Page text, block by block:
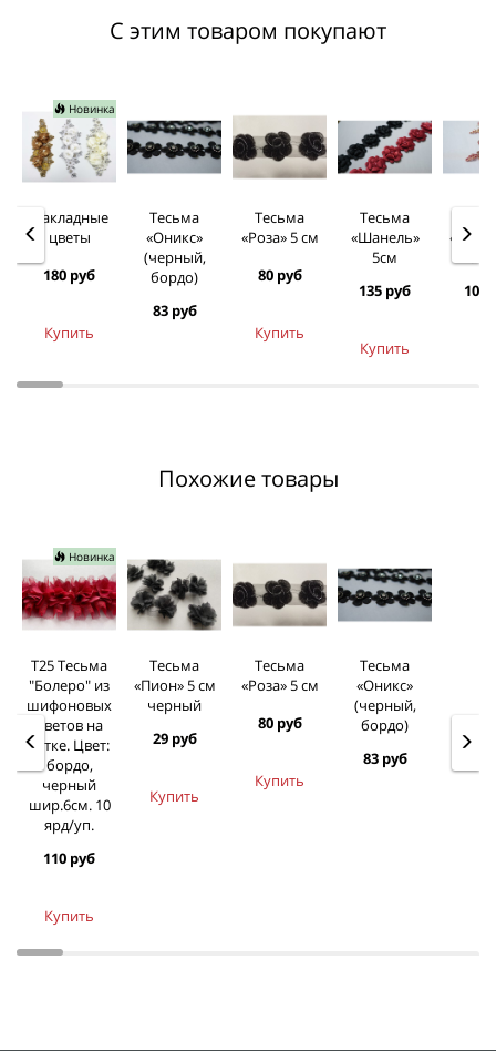
С этим товаром покупают
Новинка
Накладные
цветы
180 руб
Купить
Тесьма
«Оникс»
(черный,
бордо)
83 руб
Тесьма
«Роза» 5 см
80 руб
Купить
Тесьма
«Шанель»
5см
135 руб
Купить
105
Похожие товары
Новинка
Т25 Тесьма
"Болеро" из
шифоновых
цветов на
сетке. Цвет:
бордо,
черный
шир.6см. 10
ярд/уп.
110 руб
Купить
Тесьма
«Пион» 5 см
черный
29 руб
Купить
Тесьма
«Роза» 5 см
80 руб
Купить
Тесьма
«Оникс»
(черный,
бордо)
83 руб